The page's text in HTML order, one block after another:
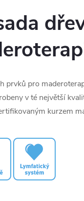
prvků pro
v té největší
kurzem